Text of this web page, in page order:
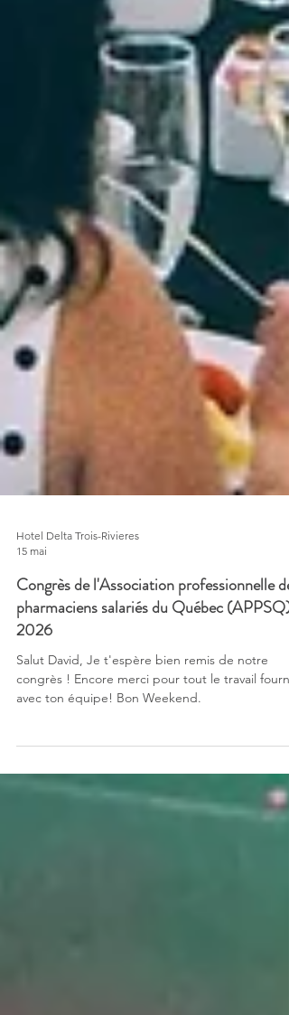
Hotel Delta Trois-Rivieres
15 mai
Congrès de l'Association professionnelle des
pharmaciens salariés du Québec (APPSQ)
2026
avec ton équipe! Bon Weekend.